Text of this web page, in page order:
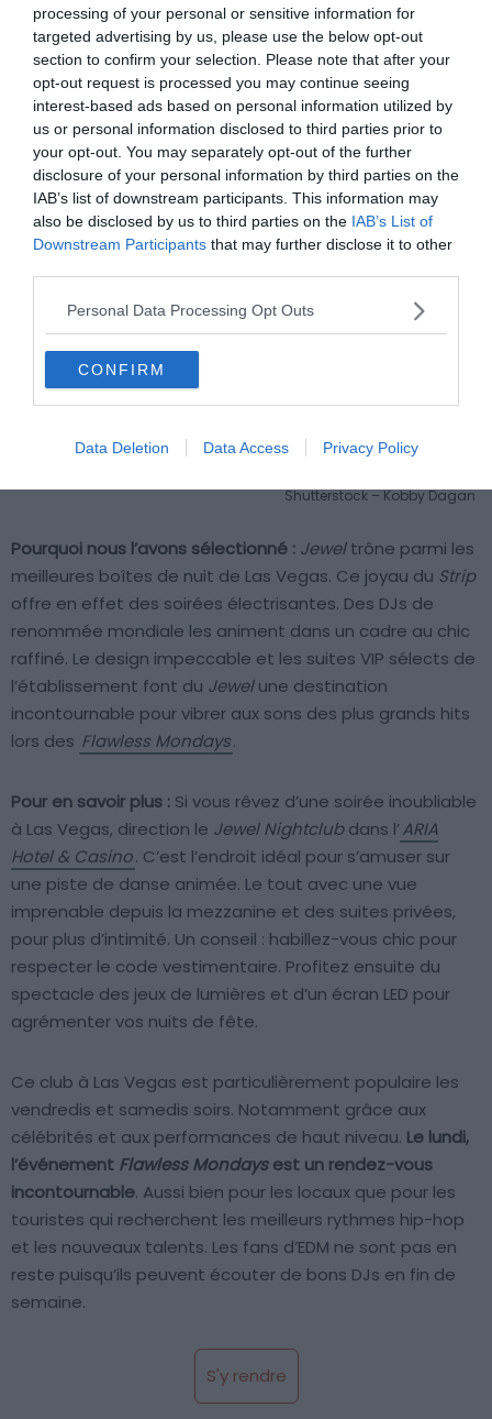
processing of your personal or sensitive information for
targeted advertising by us, please use the below opt-out
section to confirm your selection. Please note that after your
opt-out request is processed you may continue seeing
interest-based ads based on personal information utilized by
us or personal information disclosed to third parties prior to
your opt-out. You may separately opt-out of the further
disclosure of your personal information by third parties on the
IAB’s list of downstream participants. This information may
also be disclosed by us to third parties on the IAB’s List of
Downstream Participants that may further disclose it to other
Personal Data Processing Opt Outs
CONFIRM
Data Deletion Data Access Privacy Policy
Jewel, la boîte de nuit de l’Aria Hotel &
Casino
Shutterstock – Kobby Dagan
Pourquoi nous l’avons sélectionné : Jeweltrône parmi les
meilleures boîtes de nuit de Las Vegas. Ce joyau du Strip
offre en effet des soirées électrisantes. Des DJs de
renommée mondiale les animent dans un cadre au chic
raffiné. Le design impeccable et les suites VIP sélects de
l’établissement font du Jewelune destination
incontournable pour vibrer aux sons des plus grands hits
lors des Flawless Mondays.
Pour en savoir plus : Si vous rêvez d’une soirée inoubliable
à Las Vegas, direction le Jewel Nightclubdans l’ARIA
Hotel & Casino. C’est l’endroit idéal pour s’amuser sur
une piste de danse animée. Le tout avec une vue
imprenable depuis la mezzanine et des suites privées,
pour plus d’intimité. Un conseil : habillez-vous chic pour
respecter le code vestimentaire. Profitez ensuite du
spectacle des jeux de lumières et d’un écran LED pour
agrémenter vos nuits de fête.
Ce club à Las Vegas est particulièrement populaire les
vendredis et samedis soirs. Notamment grâce aux
célébrités et aux performances de haut niveau. Le lundi,
l’événement Flawless Mondaysest un rendez-vous
incontournable. Aussi bien pour les locaux que pour les
touristes qui recherchent les meilleurs rythmes hip-hop
et les nouveaux talents. Les fans d’EDM ne sont pas en
reste puisqu’ils peuvent écouter de bons DJs en fin de
semaine.
S'y rendre